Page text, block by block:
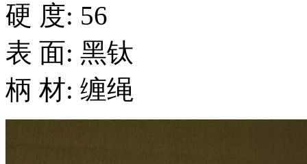
硬 度: 56
表 面: 黑钛
柄 材: 缠绳